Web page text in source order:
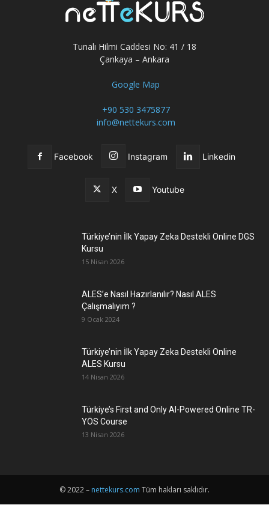
Tunalı Hilmi Caddesi No: 41 / 18
Çankaya – Ankara
Google Map
+90 530 3475877
info@nettekurs.com
Facebook Instagram Linkedin
X Youtube
Türkiye’nin İlk Yapay Zeka Destekli Online DGS
Kursu
15 Nisan 2026
ALES’e Nasıl Hazırlanılır? Nasıl ALES
Çalışmalıyım ?
9 Ocak 2024
Türkiye’nin İlk Yapay Zeka Destekli Online
ALES Kursu
14 Nisan 2026
Türkiye’s First and Only AI-Powered Online TR-
YÖS Course
13 Nisan 2026
© 2022 – nettekurs.com Tüm hakları saklıdır.